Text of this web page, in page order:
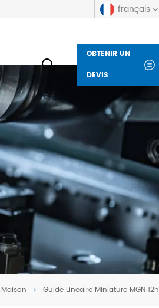
français
русский
español
العربية
Deutsch
italiano
français
Indonesia
OBTENIR UN
DEVIS
Maison Guide Linéaire Miniature MGN 12h